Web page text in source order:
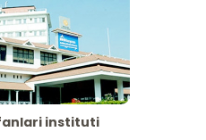
instituti